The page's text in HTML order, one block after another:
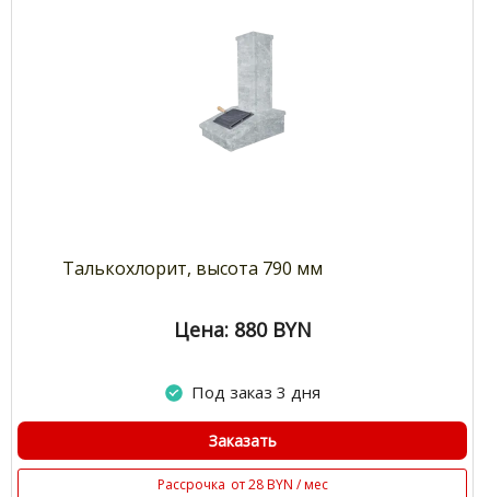
Талькохлорит, высота 790 мм
Цена: 880 BYN
Под заказ 3 дня
Заказать
Рассрочка от 28 BYN / мес